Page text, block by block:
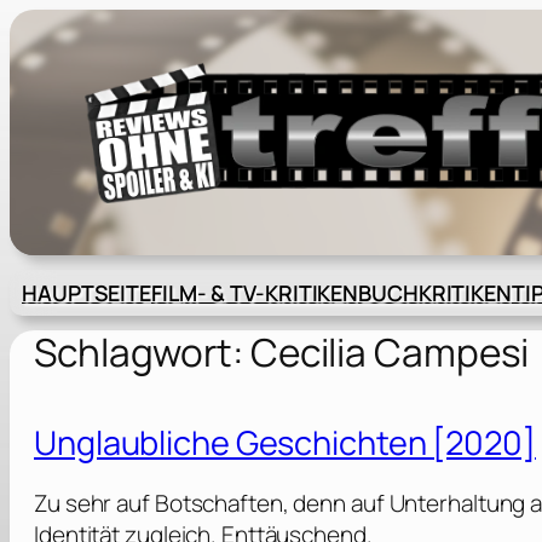
Zum
Inhalt
springen
HAUPTSEITEFILM- & TV-KRITIKENBUCHKRITIKEN
Schlagwort: Cecilia Campesi
Unglaubliche Geschichten [2020]
Zu sehr auf Botschaften, denn auf Unterhaltung
Identität zugleich. Enttäuschend.